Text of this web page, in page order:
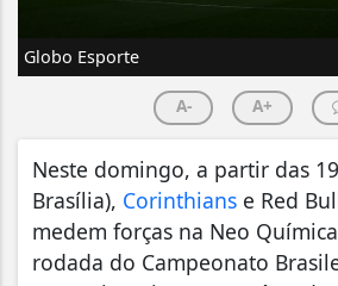
Globo Esporte
A- A+
Neste domingo, a partir das
Brasília), Corinthians e Red
medem forças na Neo
rodada do Campeonato